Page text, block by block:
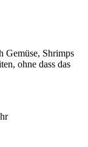
Gemüse, Shrimps
ohne dass das